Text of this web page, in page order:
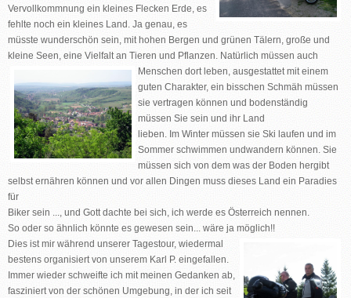
Vervollkommnung ein kleines Flecken Erde, es
fehlte noch ein kleines Land. Ja genau, es
müsste wunderschön sein, mit hohen Bergen und grünen Tälern, große und
kleine Seen, eine Vielfalt an Tieren und Pflanzen. Natürlich müssen auch
Menschen dort leben, ausgestattet mit einem
guten Charakter, ein bisschen Schmäh müssen
sie vertragen können und bodenständig
müssen Sie sein und ihr Land
lieben. Im Winter müssen sie Ski laufen und im
Sommer schwimmen undwandern können. Sie
müssen sich von dem was der Boden hergibt
selbst ernähren können und vor allen Dingen muss dieses Land ein Paradies
für
Biker sein ..., und Gott dachte bei sich, ich werde es Österreich nennen.
So oder so ähnlich könnte es gewesen sein... wäre ja möglich!!
Dies ist mir während unserer Tagestour, wiedermal
bestens organisiert von unserem Karl P. eingefallen.
Immer wieder schweifte ich mit meinen Gedanken ab,
fasziniert von der schönen Umgebung, in der ich seit